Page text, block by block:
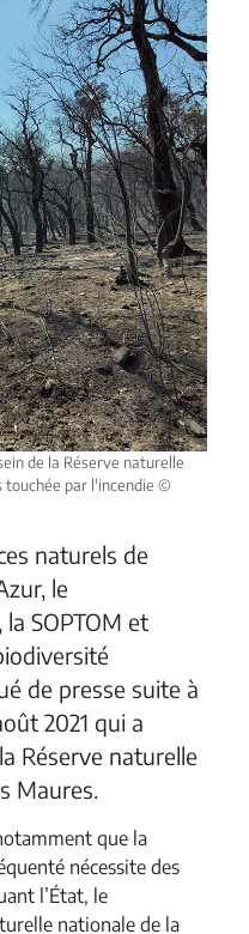
de la Réserve naturelle
touchée par l'incendie ©
naturels de
le
SOPTOM et
de presse suite à
2021 qui a
Réserve naturelle
Maures.
que la
nécessite des
l’État, le
nationale de la